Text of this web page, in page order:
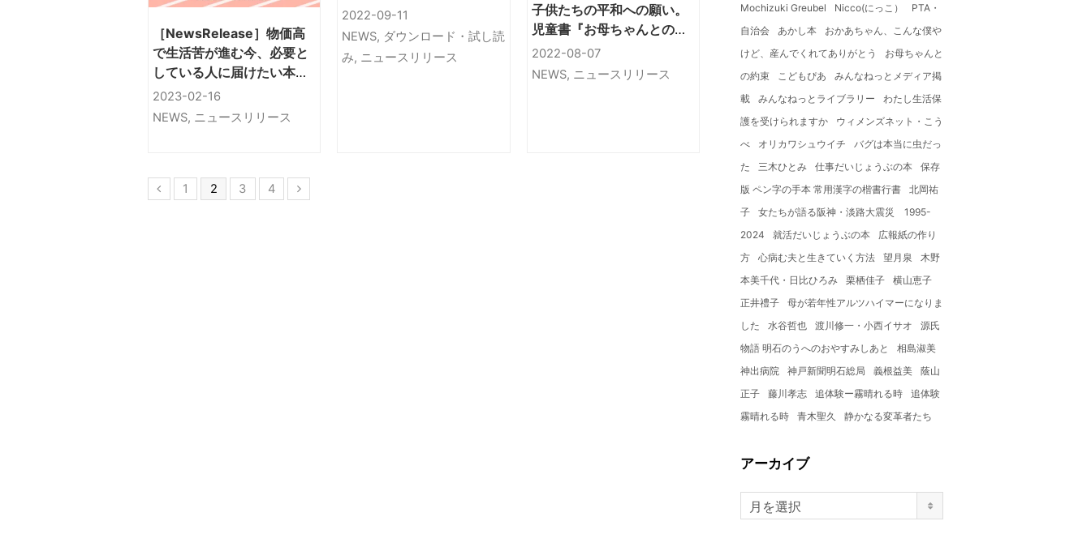
［NewsRelease］物価高
で生活苦が進む今、必要と
している人に届けたい本
『わたし生活保護を受けら
れますか』
2023-02-16
NEWS, ニュースリリース
『仕事だいじょうぶの本』
著者が分かりやすく解説。
相談シートつき
2022-09-11
NEWS, ダウンロード・試し読
み, ニュースリリース
子供たちの平和への願い。
児童書『お母ちゃんとの約
束』英語翻訳版 『A
PROMISE TO LIVE FOR』
2022-08-07
NEWS, ニュースリリース
1 2 3 4
Mochizuki Greubel
Nicco(にっこ）
PTA・
自治会
あかし本
おかあちゃん、こんな僕や
けど、産んでくれてありがとう
お母ちゃんと
の約束
こどもぴあ
みんなねっとメディア掲
載
みんなねっとライブラリー
わたし生活保
護を受けられますか
ウィメンズネット・こう
べ
オリカワシュウイチ
バグは本当に虫だっ
た
三木ひとみ 仕事だいじょうぶの本
保存
版 ペン字の手本 常用漢字の楷書行書
北岡祐
子
女たちが語る阪神・淡路大震災 1995-
2024
就活だいじょうぶの本
広報紙の作り
方
心病む夫と生きていく方法 望月泉
木野
本美千代・日比ひろみ
栗栖佳子
横山恵子
正井禮子
母が若年性アルツハイマーになりま
した
水谷哲也 渡川修一・小西イサオ
源氏
物語 明石のうへのおやすみしあと
相島淑美
神出病院
神戸新聞明石総局 義根益美
蔭山
正子
藤川孝志 追体験ー霧晴れる時
追体験
霧晴れる時
青木聖久 静かなる変革者たち
アーカイブ
月を選択